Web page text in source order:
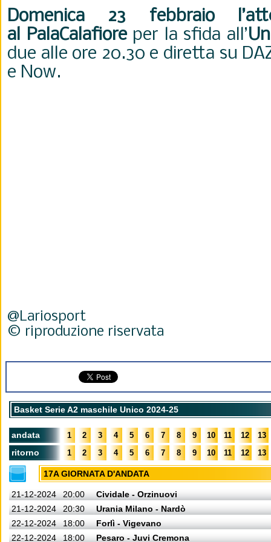
Domenica 23 febbraio
al PalaCalafioreper la sfida all’
due alle ore 20.30 e diretta su
e Now.
@Lariosport
© riproduzione riservata
Basket Serie A2 maschile Unico 2024-25
andata 1 2 3 4 5 6 7 8 9 10 11 12 13
ritorno 1 2 3 4 5 6 7 8 9 10 11 12 13
17A GIORNATA D'ANDATA
21-12-2024 20:00
Cividale - Orzinuovi
21-12-2024
20:30
Urania Milano - Nardò
22-12-2024
18:00
Forlì - Vigevano
22-12-2024
18:00 Pesaro - Juvi Cremona